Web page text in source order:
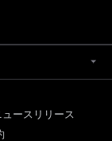
ュースリリース